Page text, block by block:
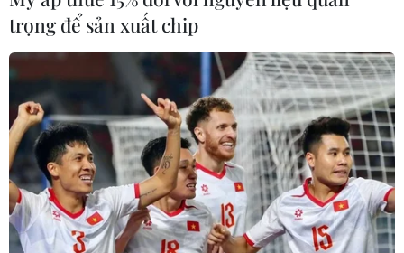
trọng để sản xuất chip